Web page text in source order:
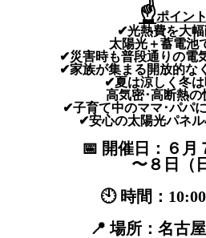
☝ポイン
✔光熱費を大幅
太陽光＋蓄電池
✔災害時も普段通りの電
✔家族が集まる開放的な
✔夏は涼しく冬は
高気密･高断熱の
✔子育て中のママ･パパ
✔安心の太陽光パネ
📅 開催日：６月
〜８日（
🕙 時間：
📍 場所：名古